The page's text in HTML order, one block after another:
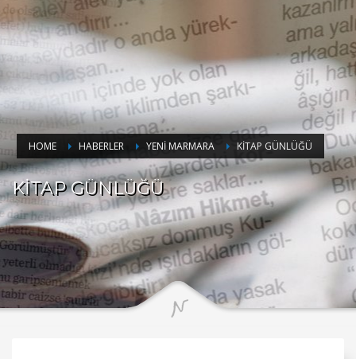
HOME HABERLER YENİ MARMARA KİTAP GÜNLÜĞÜ
KİTAP GÜNLÜĞÜ